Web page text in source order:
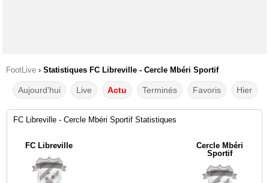
FootLive › Statistiques FC Libreville - Cercle Mbéri Sportif
Aujourd'hui Live Actu Terminés Favoris Hier
FC Libreville - Cercle Mbéri Sportif Statistiques
FC Libreville
Cercle Mbéri
Sportif